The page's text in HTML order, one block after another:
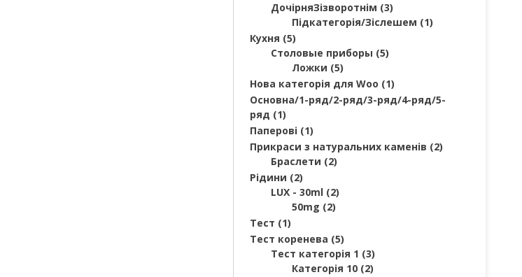
ДочірняЗізворотнім (3)
Підкатегорія/Зіслешем (1)
Кухня (5)
Столовые приборы (5)
Ложки (5)
Нова категорія для Woo (1)
Основна/1-ряд/2-ряд/3-ряд/4-ряд/5-
ряд (1)
Паперові (1)
Прикраси з натуральних каменів (2)
Браслети (2)
Рідини (2)
LUX - 30ml (2)
50mg (2)
Тест (1)
Тест коренева (5)
Тест категорія 1 (3)
Категорія 10 (2)